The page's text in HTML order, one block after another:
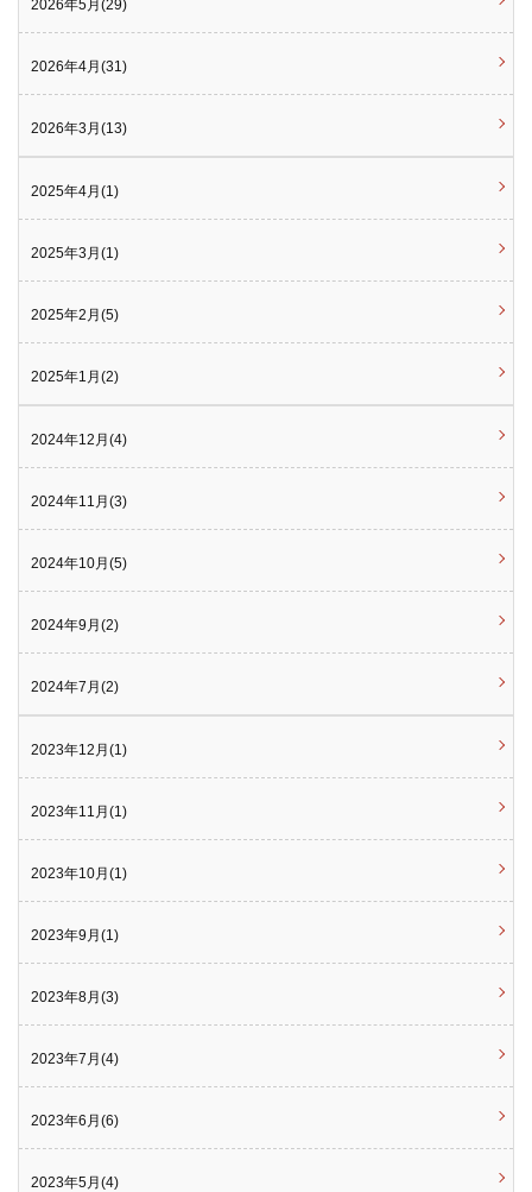
2026年5月(29)
2026年4月(31)
2026年3月(13)
2025年4月(1)
2025年3月(1)
2025年2月(5)
2025年1月(2)
2024年12月(4)
2024年11月(3)
2024年10月(5)
2024年9月(2)
2024年7月(2)
2023年12月(1)
2023年11月(1)
2023年10月(1)
2023年9月(1)
2023年8月(3)
2023年7月(4)
2023年6月(6)
2023年5月(4)